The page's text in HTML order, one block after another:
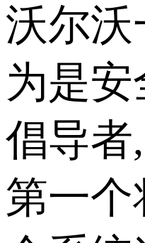
沃尔沃
为是
倡导者
第一个